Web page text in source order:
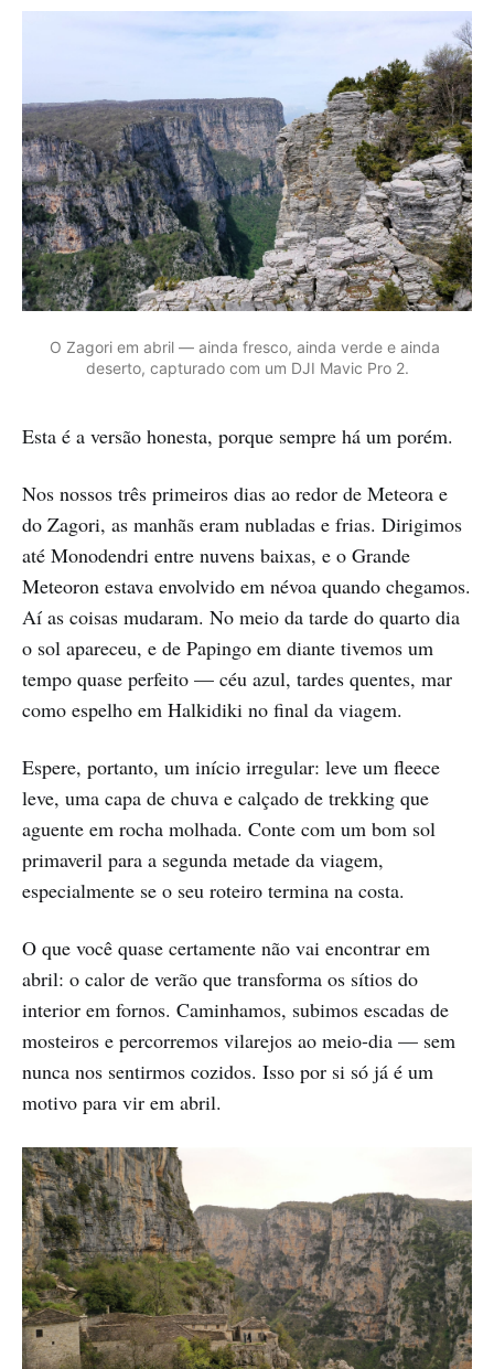
O Zagori em abril — ainda fresco, ainda verde e ainda
deserto, capturado com um DJI Mavic Pro 2.
Esta é a versão honesta, porque sempre há um porém.
Nos nossos três primeiros dias ao redor de Meteora e
do Zagori, as manhãs eram nubladas e frias. Dirigimos
até Monodendri entre nuvens baixas, e o Grande
Meteoron estava envolvido em névoa quando chegamos.
Aí as coisas mudaram. No meio da tarde do quarto dia
o sol apareceu, e de Papingo em diante tivemos um
tempo quase perfeito — céu azul, tardes quentes, mar
como espelho em Halkidiki no final da viagem.
Espere, portanto, um início irregular: leve um fleece
leve, uma capa de chuva e calçado de trekking que
aguente em rocha molhada. Conte com um bom sol
primaveril para a segunda metade da viagem,
especialmente se o seu roteiro termina na costa.
O que você quase certamente não vai encontrar em
abril: o calor de verão que transforma os sítios do
interior em fornos. Caminhamos, subimos escadas de
mosteiros e percorremos vilarejos ao meio-dia — sem
nunca nos sentirmos cozidos. Isso por si só já é um
motivo para vir em abril.